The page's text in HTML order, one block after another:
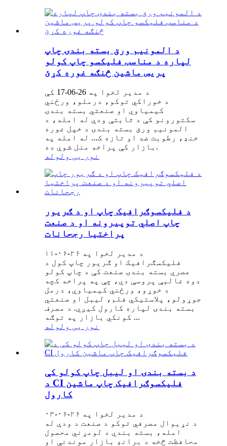
د المونیم ورق بسته بندۍ چاپ
لپاره د مناسب فلیکسو چاپ کولو
پریس ماشین څنګه غوره کړئ
د مدیر لخوا په 26-06-17 کې
د خوراکي توکو، درملو، ورځني
کیمیاوي او صنعتي بسته بندۍ
سکتورونو کې د ثابتې ودې له امله، د
المونیم ورق بسته بندۍ د خپل غوره
خنډ، رطوبت ضد او تازه ک... له امله په
بازار کې پراخه منل شوې ده.
نور یی ولوله
د فلیکسوګرافیک چاپ او د ګریور
چاپ اصلي توپیرونه او د صنعت
پراختیا رجحانات
د مدیر لخوا په ۲۶-۰۶-۱۱
فلیکسګرافیک او ګریور چاپ کول د
عصري بسته بندۍ صنعت کې د چاپ کولو
دوه غالبې پروسې دي، چې په پراخه کچه
د خوړو، ورځني کیمیاوي، درمل
جوړولو، پلاستيکي فلم، لیبل او صنعتي
بسته بندۍ لپاره کارول کیږي. د مصرف
کونکي بازار په توګه ...
نور یی ولوله
د بسته بندۍ او لیبل چاپ کولو کې
د CI فلیکسوګرافیک چاپ ماشین
کارول
د مدیر لخوا په ۲۶-۰۶-۰۳
د نړیوال مصرفي توکو د صنعت د ودې له
امله، بسته بندي د لومړني محصول
محافظت څخه د برانډ بازار موندنې او